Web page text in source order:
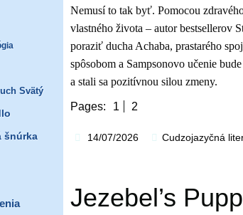
Nemusí to tak byť. Pomocou
vlastného života – autor bestsellerov
poraziť ducha Achaba, prastarého
spôsobom a Sampsonovo učenie
a stali sa pozitívnou silou zmeny.
Pages: 1 2
14/07/2026 Cudzojazyčná
Jezebel’s
Svätý
šnúrka